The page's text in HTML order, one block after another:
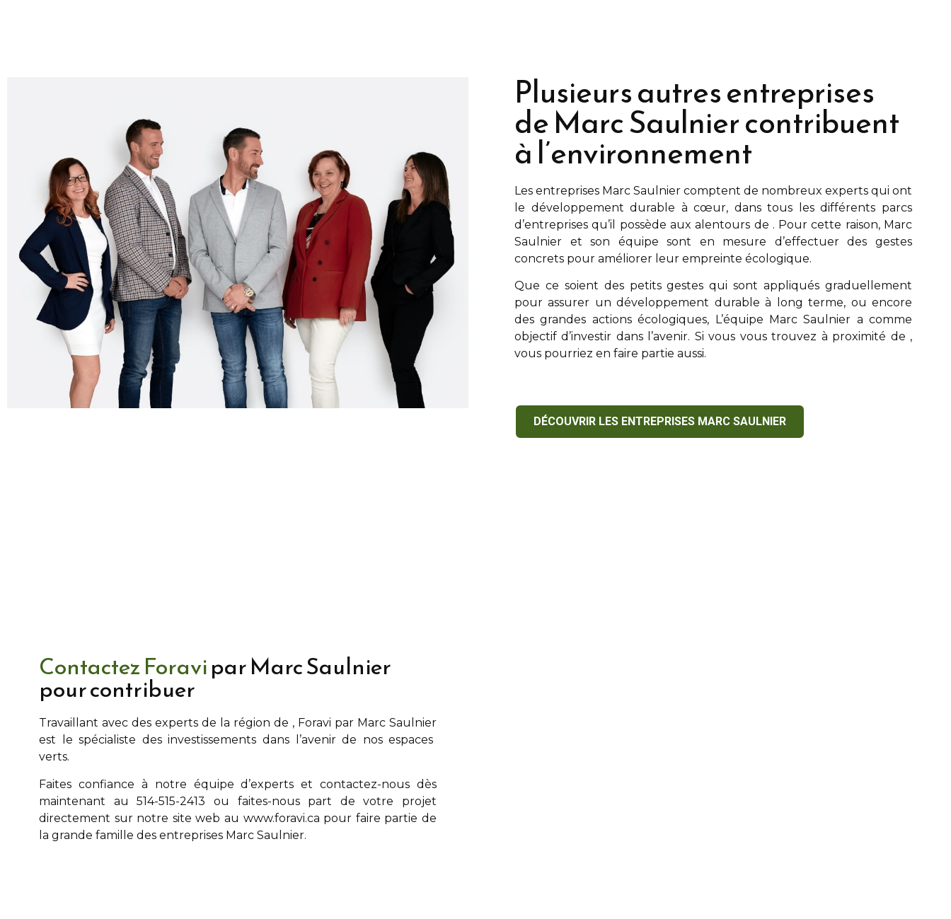
Plusieurs autres entreprises
de Marc Saulnier contribuent
à l’environnement
Les entreprises Marc Saulnier comptent de nombreux experts qui ont
le développement durable à cœur, dans tous les différents parcs
d’entreprises qu’il possède aux alentours de . Pour cette raison, Marc
Saulnier et son équipe sont en mesure d’effectuer des gestes
concrets pour améliorer leur empreinte écologique.
Que ce soient des petits gestes qui sont appliqués graduellement
pour assurer un développement durable à long terme, ou encore
des grandes actions écologiques, L’équipe Marc Saulnier a comme
objectif d’investir dans l’avenir. Si vous vous trouvez à proximité de ,
vous pourriez en faire partie aussi.
DÉCOUVRIR LES ENTREPRISES MARC SAULNIER
Contactez Foravipar Marc Saulnier
pour contribuer
Travaillant avec des experts de la région de , Foravi par Marc Saulnier
est le spécialiste des investissements dans l’avenir de nos espaces
verts.
Faites confiance à notre équipe d’experts et contactez-nous dès
maintenant au 514-515-2413 ou faites-nous part de votre projet
directement sur notre site web au www.foravi.ca pour faire partie de
la grande famille des entreprises Marc Saulnier.